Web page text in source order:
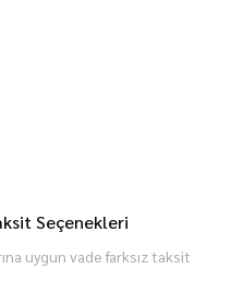
Seçenekleri
uygun vade farksız taksit